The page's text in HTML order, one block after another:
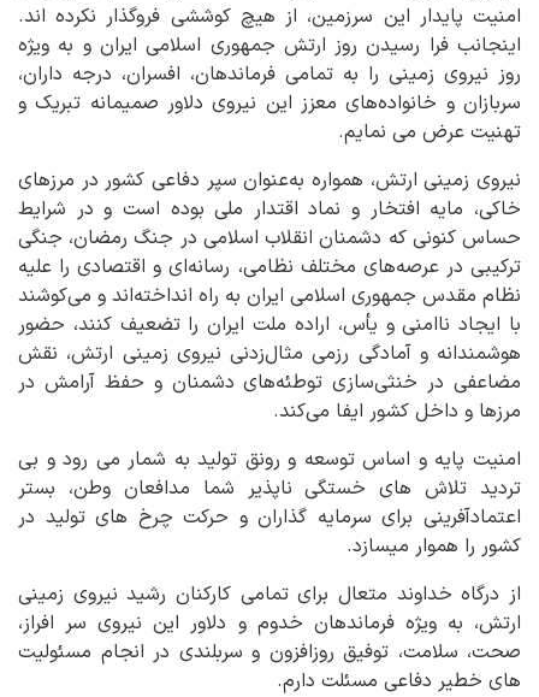
امنیت پایدار این سرزمین، از هیچ کوششی فروگذار نکرده اند.
اینجانب فرا رسیدن روز ارتش جمهوری اسلامی ایران و به ویژه
روز نیروی زمینی را به تمامی فرماندهان، افسران، درجه داران،
سربازان و خانواده‌های معزز این نیروی دلاور صمیمانه تبریک و
تهنیت عرض می نمایم.
نیروی زمینی ارتش، همواره به‌عنوان سپر دفاعی کشور در مرزهای
خاکی، مایه افتخار و نماد اقتدار ملی بوده است و در شرایط
حساس کنونی که دشمنان انقلاب اسلامی در جنگ رمضان، جنگی
ترکیبی در عرصه‌های مختلف نظامی، رسانه‌ای و اقتصادی را علیه
نظام مقدس جمهوری اسلامی ایران به راه انداخته‌اند و می‌کوشند
با ایجاد ناامنی و یأس، اراده ملت ایران را تضعیف کنند، حضور
هوشمندانه و آمادگی رزمی مثال‌زدنی نیروی زمینی ارتش، نقش
مضاعفی در خنثی‌سازی توطئه‌های دشمنان و حفظ آرامش در
مرزها و داخل کشور ایفا می‌کند.
امنیت پایه و اساس توسعه و رونق تولید به شمار می رود و بی
تردید تلاش های خستگی ناپذیر شما مدافعان وطن، بستر
اعتمادآفرینی برای سرمایه گذاران و حرکت چرخ های تولید در
کشور را هموار میسازد.
از درگاه خداوند متعال برای تمامی کارکنان رشید نیروی زمینی
ارتش، به ویژه فرماندهان خدوم و دلاور این نیروی سر افراز،
صحت، سلامت، توفیق روزافزون و سربلندی در انجام مسئولیت
های خطیر دفاعی مسئلت دارم.